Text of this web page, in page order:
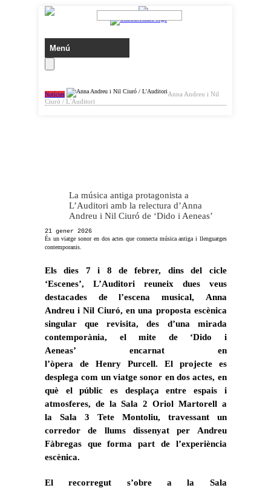
Notícies
Anna Andreu i Nil
Ciuró / L'Auditori
La música antiga protagonista a
L’Auditori amb la relectura d’Anna
Andreu i Nil Ciuró de ‘Dido i Aeneas’
21 gener 2026
És un viatge sonor en dos actes que connecta música antiga i llenguatges
contemporanis.
Els dies 7 i 8 de febrer, dins del cicle
‘Escenes’, L’Auditori reuneix dues veus
destacades de l’escena musical, Anna
Andreu i Nil Ciuró, en una proposta escènica
singular que revisita, des d’una mirada
contemporània, el mite de ‘Dido i
Aeneas’ encarnat en
l’òpera de Henry Purcell. El projecte es
desplega com un viatge sonor en dos actes, en
què el públic es desplaça entre espais i
atmosferes, de la Sala 2 Oriol Martorell a
la Sala 3 Tete Montoliu, travessant un
corredor de llums dissenyat per Andreu
Fàbregas que forma part de l’experiència
escènica.
El recorregut s’obre a la Sala